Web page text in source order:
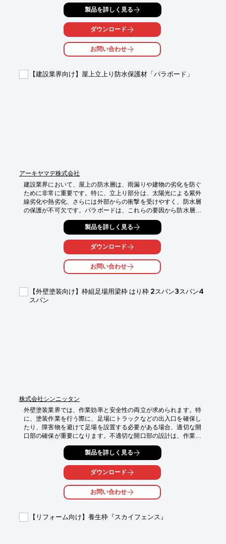
仕上げによる水分放出により、高い耐久性を実現します。
【活用シーン】
・幼稚園、保育園
・小学校、中学校
・高い耐久性による、メンテナンスコストの削減
製品を詳しく見る
ダウンロード
お問い合わせ
【建設業界向け】屋上立上り防水保護材「パラボード」
アーキヤマデ株式会社
建設業界において、屋上の防水層は、雨漏りや建物の劣化を防ぐ
ために非常に重要です。特に、立上り部分は、太陽光による紫外
線劣化や熱劣化、さらには外部からの衝撃を受けやすく、防水層
の保護が不可欠です。パラボードは、これらの要因から防水層を
保護し、建物の長期的な耐久性を確保します。
【活用シーン】
・新築・改修工事における屋上防水工事
・陸屋根の立上り部分の防水層保護
・太陽光パネル設置後の防水層保護
・メンテナンスコストの削減
・建物の資産価値の維持
製品を詳しく見る
ダウンロード
お問い合わせ
【外壁塗装向け】枠組足場用梁枠 はり枠 2スパン3スパン4
スパン
株式会社シンニッタン
外壁塗装業界では、作業効率と安全性の両立が求められます。特
に、塗装作業を行う際に、足場にトラックなどの出入口を確保し
たり、障害物を避けて足場を設置する必要がある場合、適切な開
口部の確保が重要になります。不適切な開口部の設計は、作業員
の安全を脅かすだけでなく、作業効率を低下させる可能性があり
ます。当社の枠組足場用梁枠は、2スパンから4スパンまで対応し
ており、外壁塗装における足場の開口部を安全かつ効率的に作成
【活用シーン】
・トラックなどの出入口の確保
・塗装作業時の安全な作業スペースの確保
製品を詳しく見る
ダウンロード
お問い合わせ
【リフォーム向け】養生枠『スカイフェンス』